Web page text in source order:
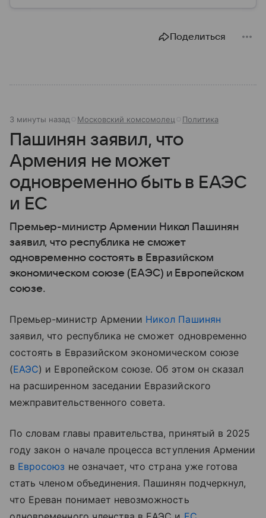
Поделиться
3 минуты назад Московский комсомолец Политика
Пашинян заявил, что
Армения не может
одновременно быть в ЕАЭС
и ЕС
Премьер-министр Армении Никол Пашинян
заявил, что республика не сможет
одновременно состоять в Евразийском
экономическом союзе (ЕАЭС) и Европейском
союзе.
Премьер-министр Армении Никол Пашинян
заявил, что республика не сможет одновременно
состоять в Евразийском экономическом союзе
(ЕАЭС) и Европейском союзе. Об этом он сказал
на расширенном заседании Евразийского
межправительственного совета.
По словам главы правительства, принятый в 2025
году закон о начале процесса вступления Армении
в Евросоюз не означает, что страна уже готова
стать членом объединения. Пашинян подчеркнул,
что Ереван понимает невозможность